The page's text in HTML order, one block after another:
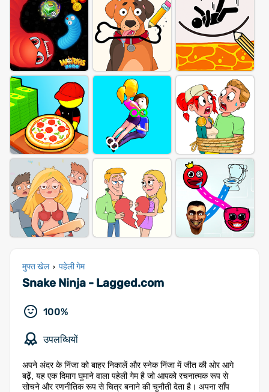
मुफ्त खेल › पहेली गेम
Snake Ninja - Lagged.com
100%
उपलब्धियों
अपने अंदर के निंजा को बाहर निकालें और स्नेक निंजा में जीत की ओर आगे
बढ़ें, यह एक दिमाग घुमाने वाला पहेली गेम है जो आपको रचनात्मक रूप से
सोचने और रणनीतिक रूप से चित्र बनाने की चुनौती देता है। अपना साँप